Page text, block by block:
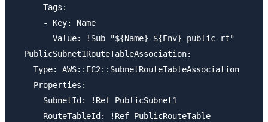
      Tags:
      - Key: Name
        Value: !Sub "${Name}-${Env}-public-rt"
  PublicSubnet1RouteTableAssociation:
    Type: AWS::EC2::SubnetRouteTableAssociation
    Properties:
      SubnetId: !Ref PublicSubnet1
      RouteTableId: !Ref PublicRouteTable